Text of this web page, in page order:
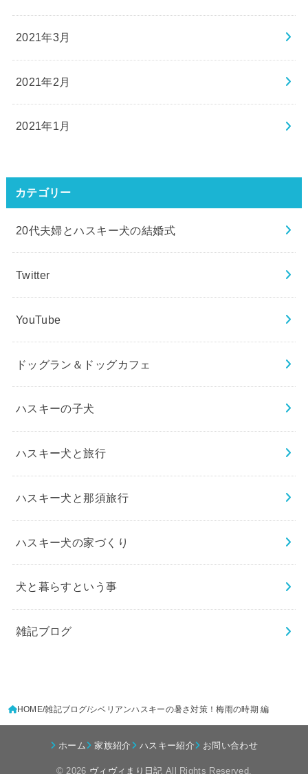
2021年3月
2021年2月
2021年1月
カテゴリー
20代夫婦とハスキー犬の結婚式
Twitter
YouTube
ドッグラン＆ドッグカフェ
ハスキーの子犬
ハスキー犬と旅行
ハスキー犬と那須旅行
ハスキー犬の家づくり
犬と暮らすという事
雑記ブログ
HOME 雑記ブログ シベリアンハスキーの暑さ対策！梅雨の時期 編
ホーム 家族紹介 ハスキー紹介 お問い合わせ
© 2026 ヴィヴィまり日記 All Rights Reserved.